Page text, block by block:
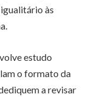
às
estudo
o formato da
a revisar